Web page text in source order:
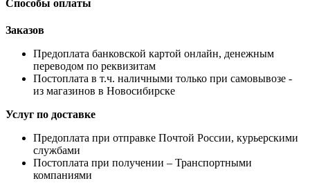
Способы оплаты
Заказов
Предоплата банковской картой онлайн, денежным
переводом по реквизитам
Постоплата в т.ч. наличными только при самовывозе -
из магазинов в Новосибирске
Услуг по доставке
Предоплата при отправке Почтой России, курьерскими
службами
Постоплата при получении – Транспортными
компаниями